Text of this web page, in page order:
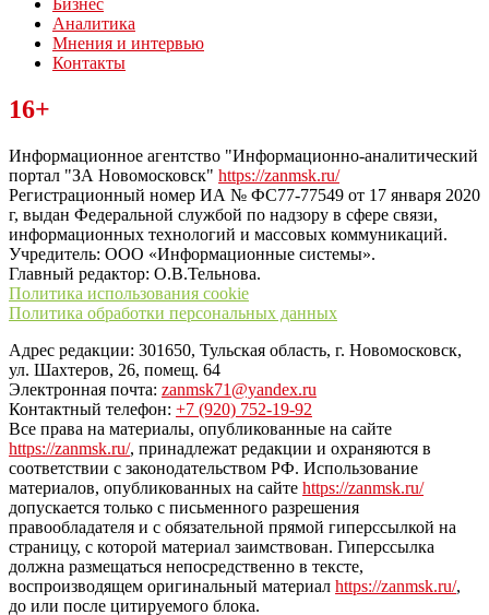
Бизнес
Аналитика
Мнения и интервью
Контакты
Читайте последние новости дня в Тульской области на сайте
“ЗаНовомосковск”
16+
Информационное агентство "Информационно-аналитический
портал "ЗА Новомосковск" https://zanmsk.ru/
Регистрационный номер ИА № ФС77-77549 от 17 января 2020
г, выдан Федеральной службой по надзору в сфере связи,
информационных технологий и массовых коммуникаций.
Учредитель: ООО «Информационные системы».
Главный редактор: О.В.Тельнова.
Политика использования cookie
Политика обработки персональных данных
Адрес редакции: 301650, Тульская область, г. Новомосковск,
ул. Шахтеров, 26, помещ. 64
Электронная почта: zanmsk71@yandex.ru
Контактный телефон: +7 (920) 752-19-92
Все права на материалы, опубликованные на сайте
https://zanmsk.ru/, принадлежат редакции и охраняются в
соответствии с законодательством РФ. Использование
материалов, опубликованных на сайте https://zanmsk.ru/
допускается только с письменного разрешения
правообладателя и с обязательной прямой гиперссылкой на
страницу, с которой материал заимствован. Гиперссылка
должна размещаться непосредственно в тексте,
воспроизводящем оригинальный материал https://zanmsk.ru/,
до или после цитируемого блока.